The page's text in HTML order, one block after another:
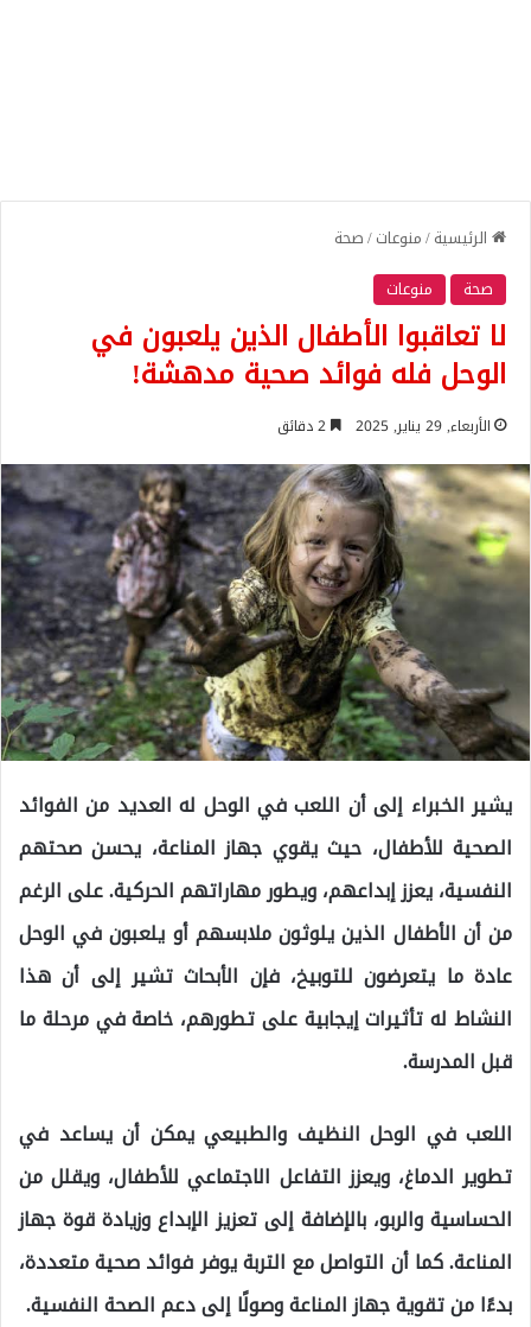
الرئيسية/منوعات/صحة
صحة
منوعات
لا تعاقبوا الأطفال الذين يلعبون في
الوحل فله فوائد صحية مدهشة!
الأربعاء, 29 يناير, 2025
يشير الخبراء إلى أن اللعب في الوحل له العديد من الفوائد
الصحية للأطفال، حيث يقوي جهاز المناعة، يحسن صحتهم
النفسية، يعزز إبداعهم، ويطور مهاراتهم الحركية. على الرغم
من أن الأطفال الذين يلوثون ملابسهم أو يلعبون في الوحل
عادة ما يتعرضون للتوبيخ، فإن الأبحاث تشير إلى أن هذا
النشاط له تأثيرات إيجابية على تطورهم، خاصة في مرحلة ما
قبل المدرسة.
اللعب في الوحل النظيف والطبيعي يمكن أن يساعد في
تطوير الدماغ، ويعزز التفاعل الاجتماعي للأطفال، ويقلل من
الحساسية والربو، بالإضافة إلى تعزيز الإبداع وزيادة قوة جهاز
المناعة. كما أن التواصل مع التربة يوفر فوائد صحية متعددة،
بدءًا من تقوية جهاز المناعة وصولًا إلى دعم الصحة النفسية.